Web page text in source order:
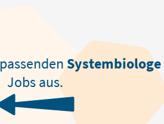
passenden Systembiologe
Jobs aus.